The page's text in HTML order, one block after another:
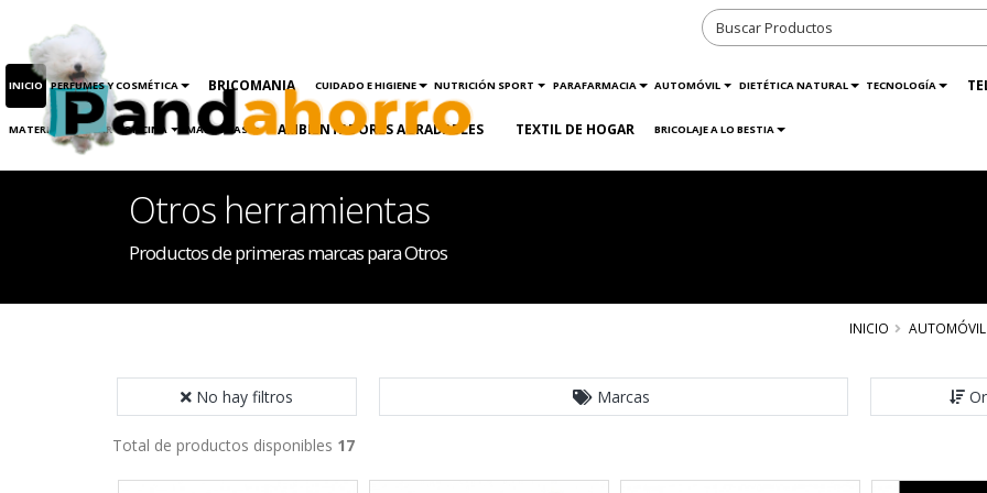
INICIO PERFUMES Y COSMÉTICA BRICOMANIA CUIDADO E HIGIENE NUTRICIÓN SPORT PARAFARMACIA AUTOMÓVIL DIETÉTICA NATURAL TECNOLOGÍA
MATERIAL ESCOLAR Y OFICINA MASCOTAS AMBIENTADORES AGRADABLES TEXTIL DE HOGAR BRICOLAJE A LO BESTIA
Otros herramientas
Productos de primeras marcas para Otros
INICIO AUTOMÓVIL
No hay filtros Marcas
Total de productos disponibles 17